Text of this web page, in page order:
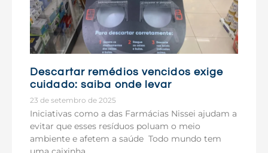
Descartar remédios vencidos exige
cuidado: saiba onde levar
23 de setembro de 2025
Iniciativas como a das Farmácias Nissei ajudam a
evitar que esses resíduos poluam o meio
ambiente e afetem a saúde Todo mundo tem